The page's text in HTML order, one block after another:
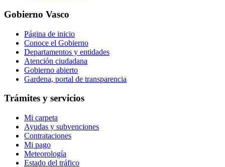
Gobierno Vasco
Página de inicio
Conoce el Gobierno
Departamentos y entidades
Atención ciudadana
Gobierno abierto
Gardena, portal de transparencia
Trámites y servicios
Mi carpeta
Ayudas y subvenciones
Contrataciones
Mi pago
Meteorología
Estado del tráfico